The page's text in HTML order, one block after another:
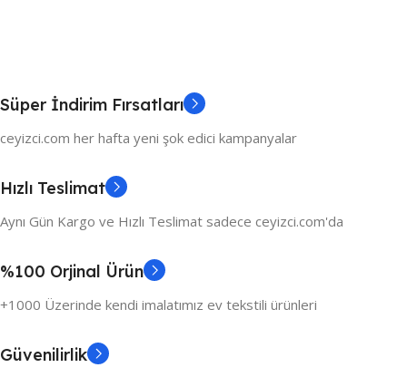
Süper İndirim Fırsatları
ceyizci.com her hafta yeni şok edici kampanyalar
Hızlı Teslimat
Aynı Gün Kargo ve Hızlı Teslimat sadece ceyizci.com'da
%100 Orjinal Ürün
+1000 Üzerinde kendi imalatımız ev tekstili ürünleri
Güvenilirlik